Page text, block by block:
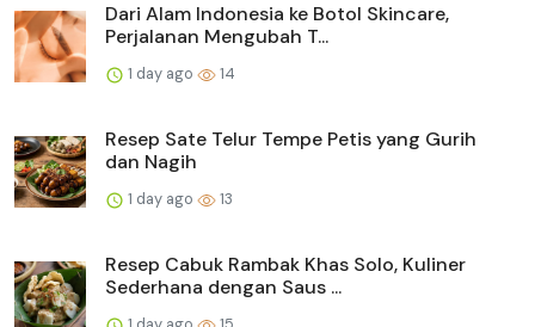
Dari Alam Indonesia ke Botol Skincare,
Perjalanan Mengubah T...
1 day ago 14
Resep Sate Telur Tempe Petis yang Gurih
dan Nagih
1 day ago 13
Resep Cabuk Rambak Khas Solo, Kuliner
Sederhana dengan Saus ...